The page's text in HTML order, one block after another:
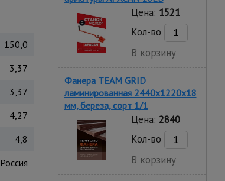
150,0
3,37
3,37
4,27
4,8
Россия
Цена: 1521
Кол-во
В корзину
Фанера TEAM GRID
ламинированная 2440х1220х18
мм, береза, сорт 1/1
Цена: 2840
Кол-во
В корзину